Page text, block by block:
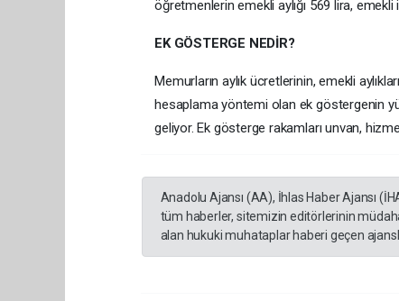
öğretmenlerin emekli aylığı 569 lira,
EK GÖSTERGE NEDİR?
Memurların aylık ücretlerinin, emekli
hesaplama yöntemi olan ek göstergenin
geliyor. Ek gösterge rakamları unvan,
Anadolu Ajansı (AA), İhlas Haber Ajansı
tüm haberler, sitemizin editörlerinin
alan hukuki muhataplar haberi geçen